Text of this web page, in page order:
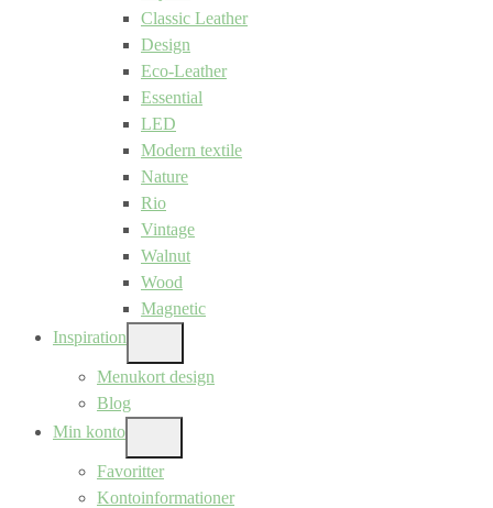
Classic Leather
Design
Eco-Leather
Essential
LED
Modern textile
Nature
Rio
Vintage
Walnut
Wood
Magnetic
Inspiration
SUB
MENU
Menukort design
Blog
Min konto
SUB
MENU
Favoritter
Kontoinformationer